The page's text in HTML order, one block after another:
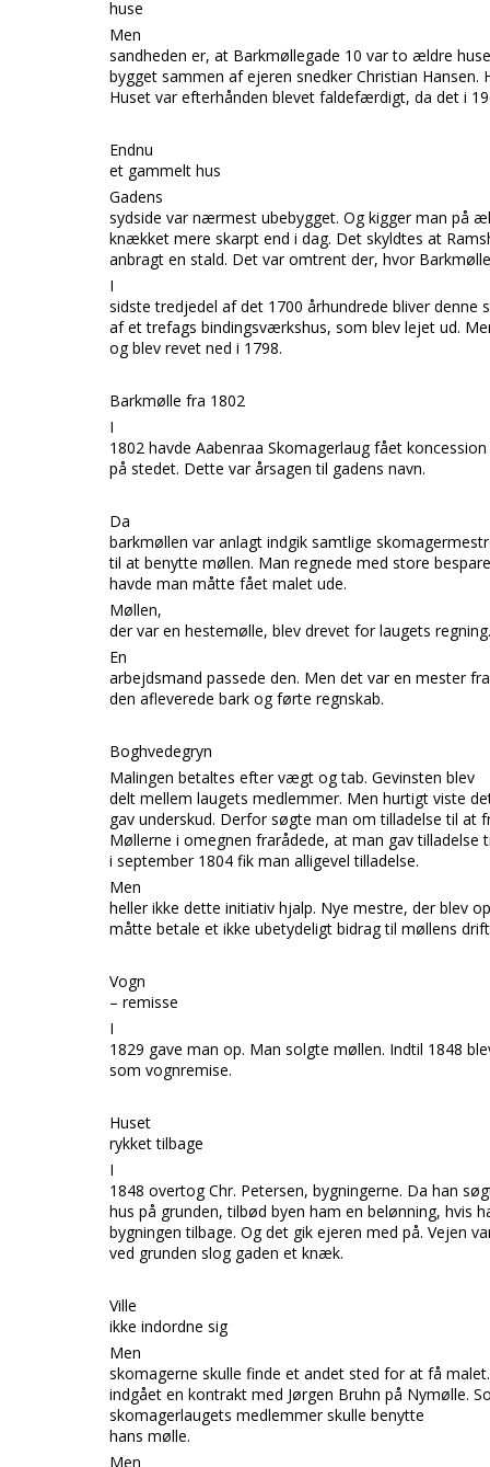
huse
Men
sandheden er, at Barkmøllegade 10 var to ældre
bygget sammen af ejeren snedker Christian
Huset var efterhånden blevet faldefærdigt, da det i
Endnu
et gammelt hus
Gadens
sydside var nærmest ubebygget. Og kigger man på
knækket mere skarpt end i dag. Det skyldtes at
anbragt en stald. Det var omtrent der, hvor
I
sidste tredjedel af det 1700 århundrede bliver denne
af et trefags bindingsværkshus, som blev lejet ud.
og blev revet ned i 1798.
Barkmølle fra 1802
I
1802 havde Aabenraa Skomagerlaug fået
på stedet. Dette var årsagen til gadens navn.
Da
barkmøllen var anlagt indgik samtlige
til at benytte møllen. Man regnede med store
havde man måtte fået malet ude.
Møllen,
der var en hestemølle, blev drevet for laugets regning.
En
arbejdsmand passede den. Men det var en mester
den afleverede bark og førte regnskab.
Boghvedegryn
Malingen betaltes efter vægt og tab. Gevinsten blev
delt mellem laugets medlemmer. Men hurtigt viste
gav underskud. Derfor søgte man om tilladelse til at
Møllerne i omegnen frarådede, at man gav tilladelse
i september 1804 fik man alligevel tilladelse.
Men
heller ikke dette initiativ hjalp. Nye mestre, der blev
måtte betale et ikke ubetydeligt bidrag til møllens
Vogn
– remisse
I
1829 gave man op. Man solgte møllen. Indtil 1848
som vognremise.
Huset
rykket tilbage
I
1848 overtog Chr. Petersen, bygningerne. Da han
hus på grunden, tilbød byen ham en belønning, hvis
bygningen tilbage. Og det gik ejeren med på. Vejen
ved grunden slog gaden et knæk.
Ville
ikke indordne sig
Men
skomagerne skulle finde et andet sted for at få
indgået en kontrakt med Jørgen Bruhn på Nymølle.
skomagerlaugets medlemmer skulle benytte
hans mølle.
Men